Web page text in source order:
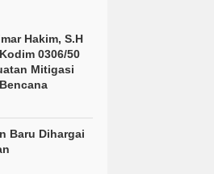
Hakim, S.H
0306/50
Mitigasi
Baru Dihargai